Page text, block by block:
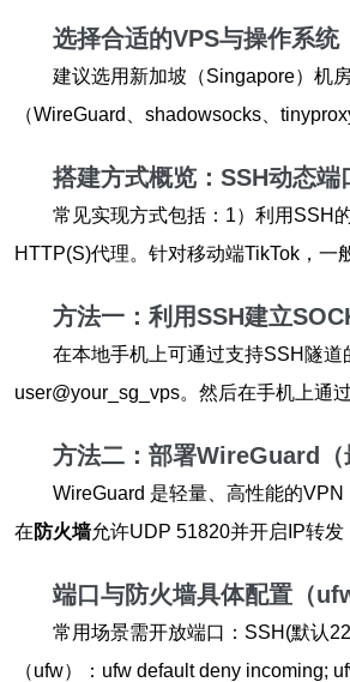
选择合适的VPS与操作系统
建议选用新加坡（Singapore）机
（WireGuard、shadowsocks、
搭建方式概览：SSH动态
常见实现方式包括：1）利用SSH
HTTP(S)代理。针对移动端TikTok，一
方法一：利用SSH建立
在本地手机上可通过支持SSH隧
user@your_sg_vps。然后在手机上通
方法二：部署WireGuard（
WireGuard 是轻量、高性能的
在 防火墙允许UDP 51820并开启IP转发
端口与防火墙具体配置（
常用场景需开放端口：SSH(默认
（ufw）：ufw default deny incoming;